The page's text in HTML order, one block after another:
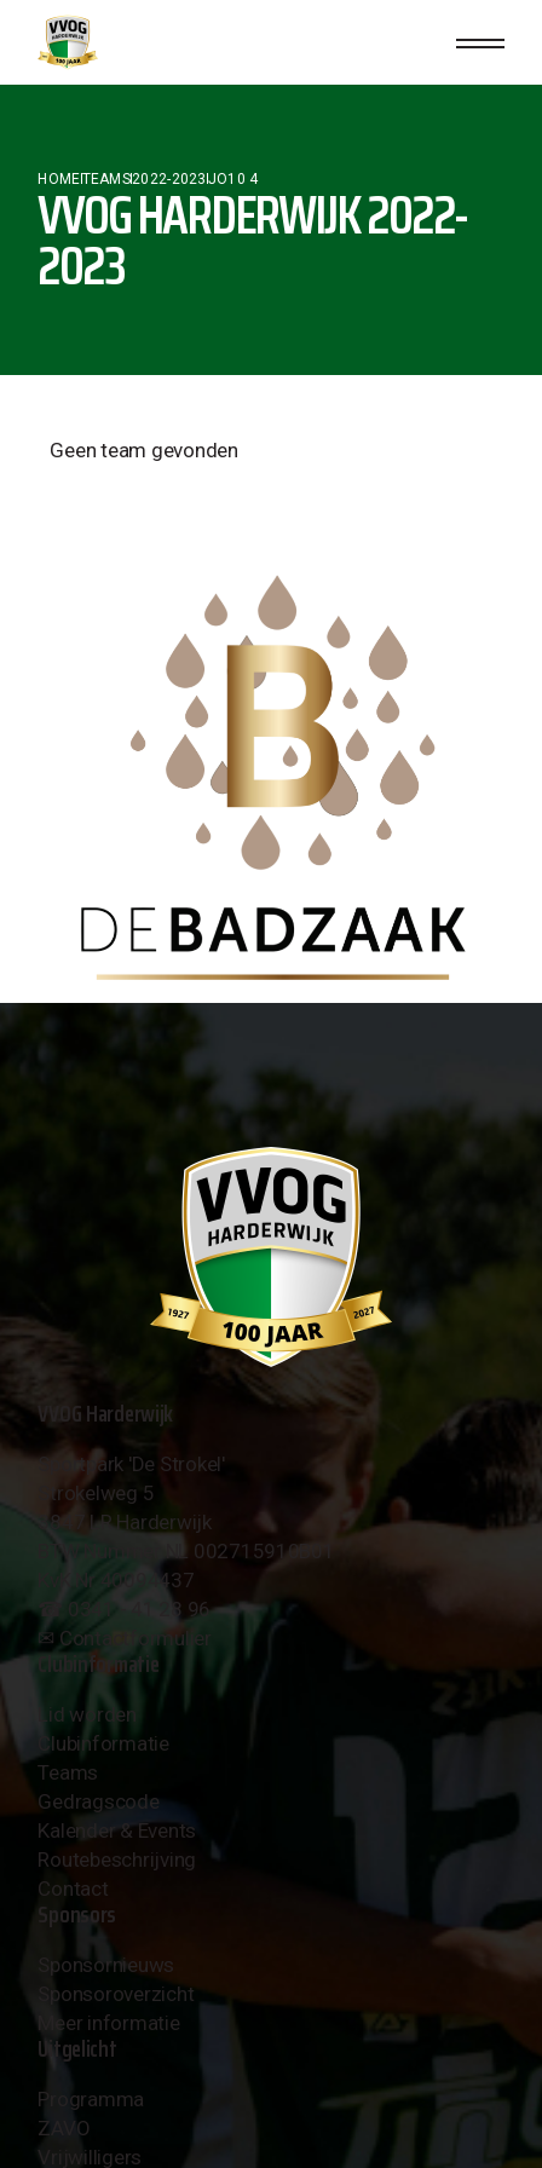
HOMETEAMS2022-2023 JO10 4
VVOG HARDERWIJK 2022-
2023
Geen team gevonden
VVOG Harderwijk
Sportpark 'De Strokel'
Strokelweg 5
3847 LR Harderwijk
BTW Nummer NL 002715910B01
KvK Nr 40094437
☎︎ 0341 - 41 28 96
✉︎ Contactformulier
Clubinformatie
Lid worden
Clubinformatie
Teams
Gedragscode
Kalender & Events
Routebeschrijving
Contact
Sponsors
Sponsornieuws
Sponsoroverzicht
Meer informatie
Uitgelicht
Programma
ZAVO
Vrijwilligers